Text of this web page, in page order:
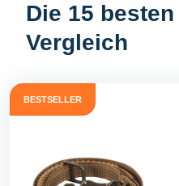
Die 15
Vergleich
BESTSELLER